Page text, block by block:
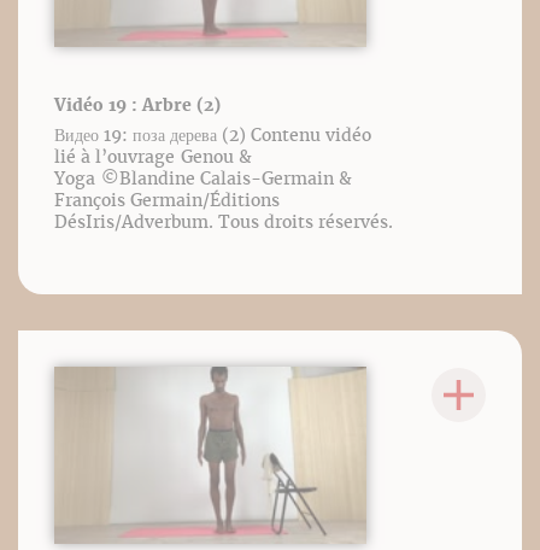
Vidéo 19 : Arbre (2)
Видео 19: поза дерева (2) Contenu vidéo
lié à l’ouvrage Genou &
Yoga ©️Blandine Calais-Germain &
François Germain/Éditions
DésIris/Adverbum. Tous droits réservés.